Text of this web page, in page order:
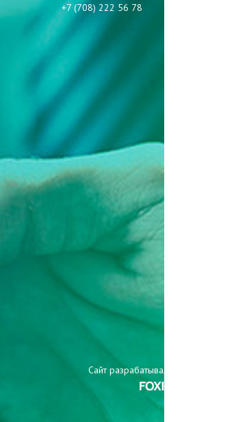
+7 (708) 222 56 78
Сайт разрабатывали: